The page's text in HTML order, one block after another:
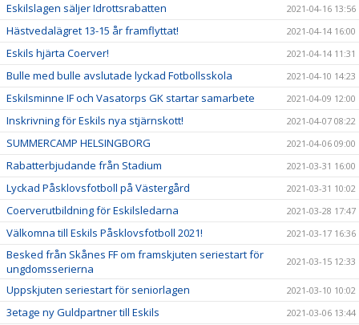
Eskilslagen säljer Idrottsrabatten 2021-04-16 13:56
Hästvedalägret 13-15 år framflyttat! 2021-04-14 16:00
Eskils hjärta Coerver! 2021-04-14 11:31
Bulle med bulle avslutade lyckad Fotbollsskola 2021-04-10 14:23
Eskilsminne IF och Vasatorps GK startar samarbete 2021-04-09 12:00
Inskrivning för Eskils nya stjärnskott! 2021-04-07 08:22
SUMMERCAMP HELSINGBORG 2021-04-06 09:00
Rabatterbjudande från Stadium 2021-03-31 16:00
Lyckad Påsklovsfotboll på Västergård 2021-03-31 10:02
Coerverutbildning för Eskilsledarna 2021-03-28 17:47
Välkomna till Eskils Påsklovsfotboll 2021! 2021-03-17 16:36
Besked från Skånes FF om framskjuten seriestart för
ungdomsserierna
2021-03-15 12:33
Uppskjuten seriestart för seniorlagen 2021-03-10 10:02
3etage ny Guldpartner till Eskils 2021-03-06 13:44